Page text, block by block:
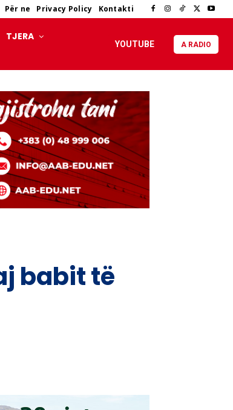
Për ne Privacy Policy Kontakti
TJERA
YOUTUBE A RADIO
babit të